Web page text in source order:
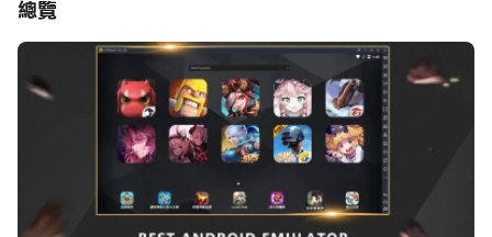
總覽